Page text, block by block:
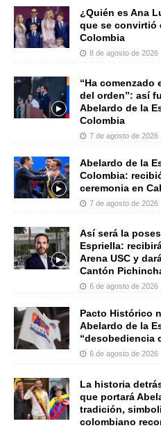
¿Quién es Ana
que se convirtió
Colombia
8 de agosto de 2026
“Ha comenzado
del orden”: así
Abelardo de la
Colombia
7 de agosto de 2026
Abelardo de la
Colombia:
ceremonia en
7 de agosto de 2026
Así será la
Espriella:
Arena USC y
Cantón
6 de agosto de 2026
Pacto Histórico
Abelardo de la
“desobediencia
6 de agosto de 2026
La historia
que portará
tradición,
colombiano